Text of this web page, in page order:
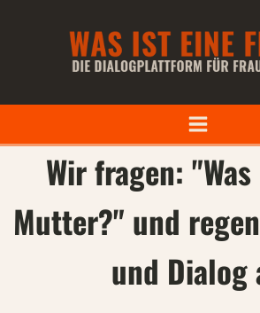
Wir fragen:
Mutter?" und
und Dialog